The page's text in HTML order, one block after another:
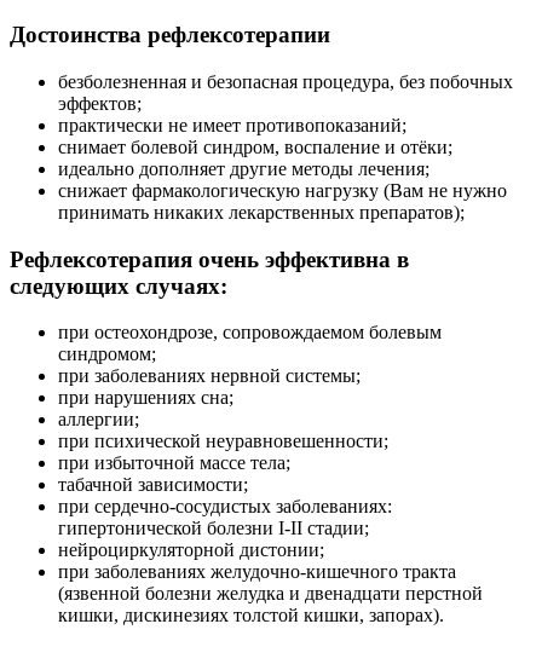
Достоинства рефлексотерапии
безболезненная и безопасная процедура, без побочных
эффектов;
практически не имеет противопоказаний;
снимает болевой синдром, воспаление и отёки;
идеально дополняет другие методы лечения;
снижает фармакологическую нагрузку (Вам не нужно
принимать никаких лекарственных препаратов);
Рефлексотерапия очень эффективна в
следующих случаях:
при остеохондрозе, сопровождаемом болевым
синдромом;
при заболеваниях нервной системы;
при нарушениях сна;
аллергии;
при психической неуравновешенности;
при избыточной массе тела;
табачной зависимости;
при сердечно-сосудистых заболеваниях:
гипертонической болезни I-II стадии;
нейроциркуляторной дистонии;
при заболеваниях желудочно-кишечного тракта
(язвенной болезни желудка и двенадцати перстной
кишки, дискинезиях толстой кишки, запорах).